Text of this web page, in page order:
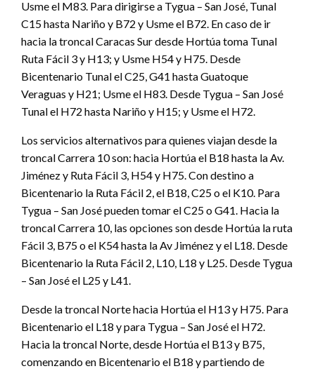
Usme el M83. Para dirigirse a Tygua – San José, Tunal
C15 hasta Nariño y B72 y Usme el B72. En caso de ir
hacia la troncal Caracas Sur desde Hortúa toma Tunal
Ruta Fácil 3 y H13; y Usme H54 y H75. Desde
Bicentenario Tunal el C25, G41 hasta Guatoque
Veraguas y H21; Usme el H83. Desde Tygua – San José
Tunal el H72 hasta Nariño y H15; y Usme el H72.
Los servicios alternativos para quienes viajan desde la
troncal Carrera 10 son: hacia Hortúa el B18 hasta la Av.
Jiménez y Ruta Fácil 3, H54 y H75. Con destino a
Bicentenario la Ruta Fácil 2, el B18, C25 o el K10. Para
Tygua – San José pueden tomar el C25 o G41. Hacia la
troncal Carrera 10, las opciones son desde Hortúa la ruta
Fácil 3, B75 o el K54 hasta la Av Jiménez y el L18. Desde
Bicentenario la Ruta Fácil 2, L10, L18 y L25. Desde Tygua
– San José el L25 y L41.
Desde la troncal Norte hacia Hortúa el H13 y H75. Para
Bicentenario el L18 y para Tygua – San José el H72.
Hacia la troncal Norte, desde Hortúa el B13 y B75,
comenzando en Bicentenario el B18 y partiendo de